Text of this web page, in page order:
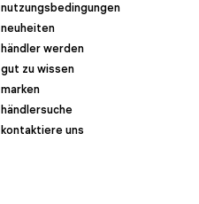
nutzungsbedingungen
neuheiten
händler werden
gut zu wissen
marken
händlersuche
kontaktiere uns